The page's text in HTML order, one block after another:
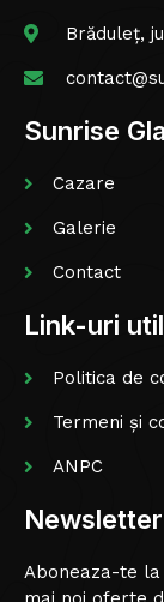
Brăduleț,
Sunrise
Cazare
Galerie
Contact
Link-uri
Politica de
Termeni și
ANPC
Newsletter
Aboneaza-te